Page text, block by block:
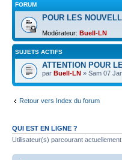
FORUM
POUR LES
Modérateur: Buell-LN
SUJETS ACTIFS
ATTENTION POUR
par Buell-LN » Sam 07
Retour vers Index du forum
QUI EST EN LIGNE ?
Utilisateur(s) parcourant